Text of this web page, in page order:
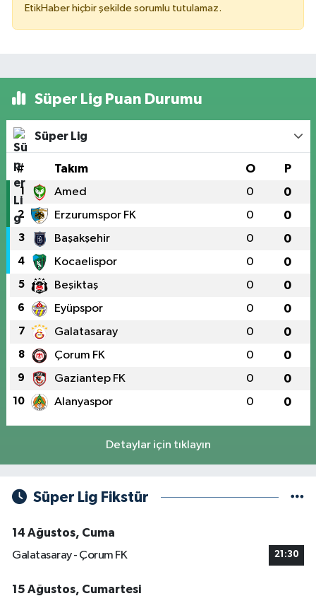
EtikHaber hiçbir şekilde sorumlu tutulamaz.
Süper Lig Puan Durumu
Süper Lig
# Takım O P
1 Amed 0 0
2 Erzurumspor FK 0 0
3 Başakşehir 0 0
4 Kocaelispor 0 0
5 Beşiktaş 0 0
6 Eyüpspor 0 0
7 Galatasaray 0 0
8 Çorum FK 0 0
9 Gaziantep FK 0 0
10 Alanyaspor 0 0
Detaylar için tıklayın
Süper Lig Fikstür
14 Ağustos, Cuma
Galatasaray - Çorum FK
21:30
15 Ağustos, Cumartesi